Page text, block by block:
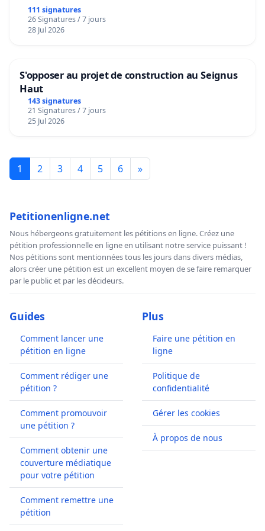
111 signatures
26 Signatures / 7 jours
28 Jul 2026
S'opposer au projet de construction au Seignus
Haut
143 signatures
21 Signatures / 7 jours
25 Jul 2026
1 2 3 4 5 6 »
Petitionenligne.net
Nous hébergeons gratuitement les pétitions en ligne. Créez une
pétition professionnelle en ligne en utilisant notre service puissant !
Nos pétitions sont mentionnées tous les jours dans divers médias,
alors créer une pétition est un excellent moyen de se faire remarquer
par le public et par les décideurs.
Guides
Comment lancer une
pétition en ligne
Comment rédiger une
pétition ?
Comment promouvoir
une pétition ?
Comment obtenir une
couverture médiatique
pour votre pétition
Comment remettre une
pétition
Plus
Faire une pétition en
ligne
Politique de
confidentialité
Gérer les cookies
À propos de nous